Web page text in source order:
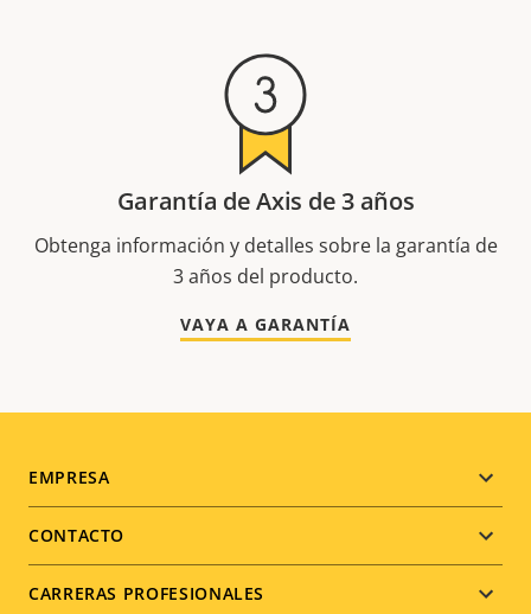
Garantía de Axis de 3 años
Obtenga información y detalles sobre la garantía de
3 años del producto.
VAYA A GARANTÍA
Footer
menu
EMPRESA
CONTACTO
CARRERAS PROFESIONALES